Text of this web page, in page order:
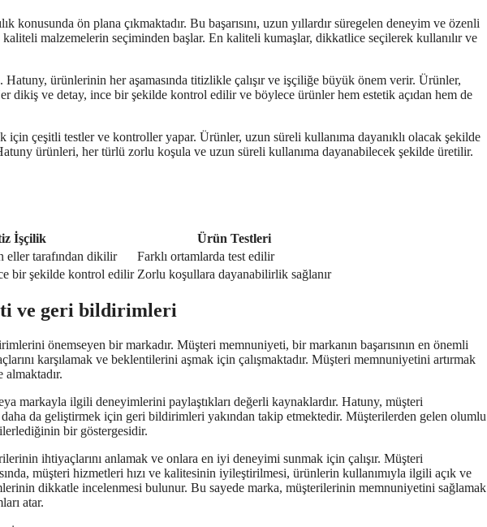
konusunda ön plana çıkmaktadır. Bu başarısını, uzun yıllardır süregelen deneyim ve özenli
malzemelerin seçiminden başlar. En kaliteli kumaşlar, dikkatlice seçilerek kullanılır ve
ürünlerinin her aşamasında titizlikle çalışır ve işçiliğe büyük önem verir. Ürünler,
dikiş ve detay, ince bir şekilde kontrol edilir ve böylece ürünler hem estetik açıdan hem de
için çeşitli testler ve kontroller yapar. Ürünler, uzun süreli kullanıma dayanıklı olacak şekilde
ürünleri, her türlü zorlu koşula ve uzun süreli kullanıma dayanabilecek şekilde üretilir.
İşçilik
Ürün Testleri
eller tarafından dikilir
Farklı ortamlarda test edilir
bir şekilde kontrol edilir Zorlu koşullara dayanabilirlik sağlanır
ve geri bildirimleri
önemseyen bir markadır. Müşteri memnuniyeti, bir markanın başarısının en önemli
karşılamak ve beklentilerini aşmak için çalışmaktadır. Müşteri memnuniyetini artırmak
markayla ilgili deneyimlerini paylaştıkları değerli kaynaklardır. Hatuny, müşteri
da geliştirmek için geri bildirimleri yakından takip etmektedir. Müşterilerden gelen olumlu
bir göstergesidir.
ihtiyaçlarını anlamak ve onlara en iyi deneyimi sunmak için çalışır. Müşteri
müşteri hizmetleri hızı ve kalitesinin iyileştirilmesi, ürünlerin kullanımıyla ilgili açık ve
dikkatle incelenmesi bulunur. Bu sayede marka, müşterilerinin memnuniyetini sağlamak
atar.